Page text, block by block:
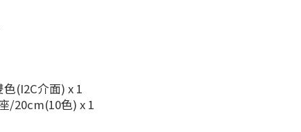
(I2C介面) x 1
/20cm(10色) x 1